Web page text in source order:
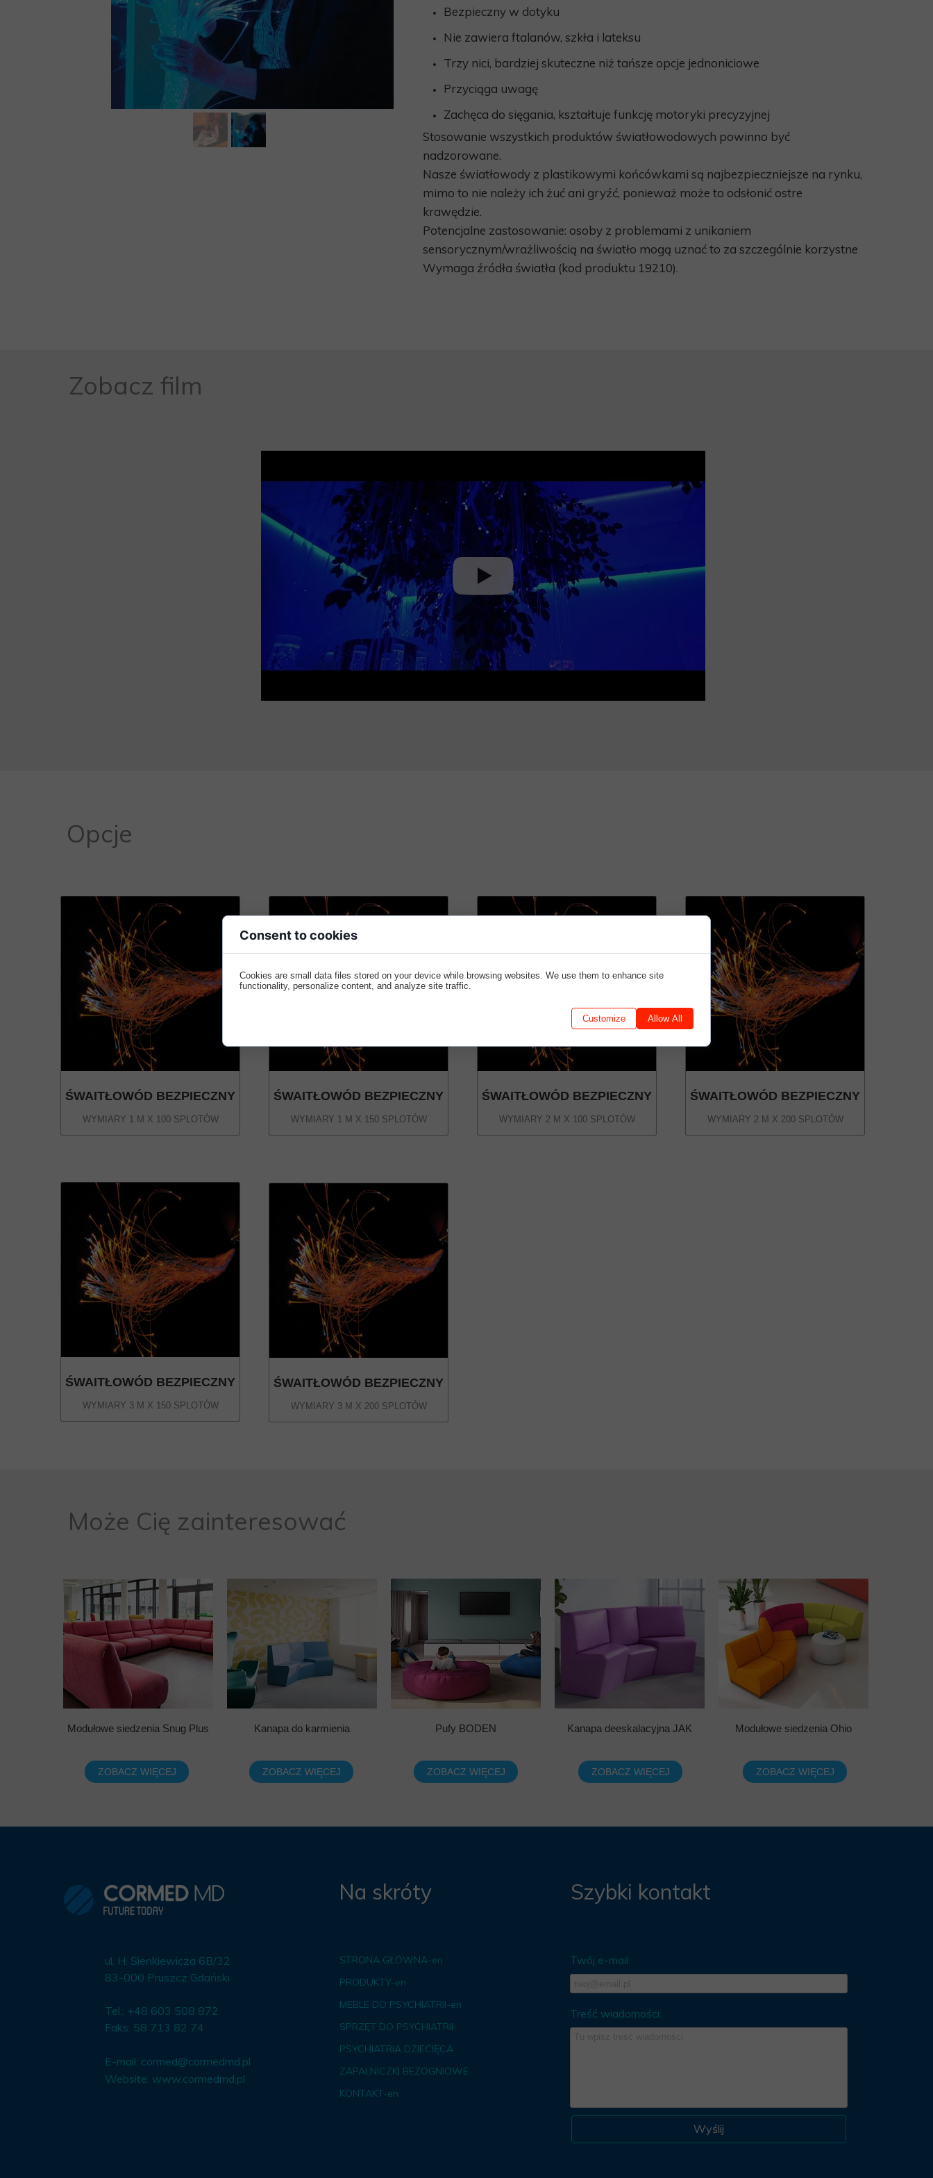
MEBLE WIĘZIENNE-en
OBUDOWA OCHRONNA TV
OSŁONA GRZEJNIKA
PIŻAMA PSYCHIATRYCZNA
FOTEL BEZPIECZEŃSTWA-en
BEZPIECZNE PRODUKTY
ŁÓŻKA PSYCHIATRYCZNE
MODUŁOWE SIEDZENIA OHIO
MODUŁOWE SIEDZENIA SNUG PLUS
MEBLE WIĘZIENNE-en ARMATURA
ŚWAITŁOWÓD BEZPIECZNY
WYMIARY 3 M X 150 SPLOTÓW
ŚWAITŁOWÓD BEZPIECZNY
WYMIARY 3 M X 200 SPLOTÓW
ŚWAITŁOWÓD BEZPIECZNY
WYMIARY 2 M X 200 SPLOTÓW
ŚWAITŁOWÓD BEZPIECZNY
WYMIARY 2 M X 100 SPLOTÓW
ŚWAITŁOWÓD BEZPIECZNY
WYMIARY 1 M X 150 SPLOTÓW
ŚWAITŁOWÓD BEZPIECZNY
WYMIARY 1 M X 100 SPLOTÓW
Modułowe siedzenia Snug Plus Kanapa do karmienia Pufy BODEN Kanapa deeskalacyjna JAK Modułowe siedzenia Ohio
Może Cię zainteresować
ZOBACZ WIĘCEJ ZOBACZ WIĘCEJ ZOBACZ WIĘCEJ ZOBACZ WIĘCEJ ZOBACZ WIĘCEJ
Opcje
Zobacz film
Bezpieczny w dotyku
Nie zawiera ftalanów, szkła i lateksu
Trzy nici, bardziej skuteczne niż tańsze opcje jednoniciowe
Przyciąga uwagę
Zachęca do sięgania, kształtuje funkcję motoryki precyzyjnej
Stosowanie wszystkich produktów światłowodowych powinno być
nadzorowane.
Nasze światłowody z plastikowymi końcówkami są najbezpieczniejsze na rynku,
mimo to nie należy ich żuć ani gryźć, ponieważ może to odsłonić ostre
krawędzie.
Potencjalne zastosowanie: osoby z problemami z unikaniem
sensorycznym/wrażliwością na światło mogą uznać to za szczególnie korzystne
Wymaga źródła światła (kod produktu 19210).
Twój e-mail:
Treść wiadomości:
Wyślij
ul. H. Sienkiewicza 6B/32
83-000 Pruszcz Gdański
Tel.: +48 603 508 872
Faks: 58 713 82 74
E-mail: cormed@cormedmd.pl
Website: www.cormedmd.pl
Na skróty
STRONA GŁÓWNA-en
PRODUKTY-en
MEBLE DO PSYCHIATRII-en
SPRZĘT DO PSYCHIATRII
PSYCHIATRIA DZIECIĘCA
ZAPALNICZKI BEZOGNIOWE
KONTAKT-en
Szybki kontakt
Consent to cookies
Cookies are small data files stored on your device while browsing websites. We use them to enhance site
functionality, personalize content, and analyze site traffic.
Customize Allow All